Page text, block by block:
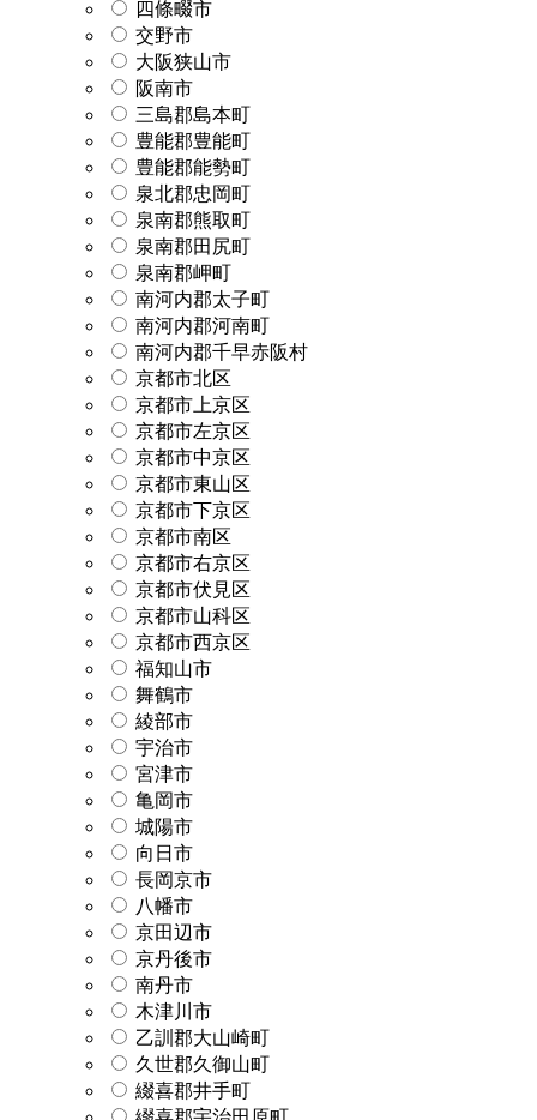
四條畷市
交野市
大阪狭山市
阪南市
三島郡島本町
豊能郡豊能町
豊能郡能勢町
泉北郡忠岡町
泉南郡熊取町
泉南郡田尻町
泉南郡岬町
南河内郡太子町
南河内郡河南町
南河内郡千早赤阪村
京都市北区
京都市上京区
京都市左京区
京都市中京区
京都市東山区
京都市下京区
京都市南区
京都市右京区
京都市伏見区
京都市山科区
京都市西京区
福知山市
舞鶴市
綾部市
宇治市
宮津市
亀岡市
城陽市
向日市
長岡京市
八幡市
京田辺市
京丹後市
南丹市
木津川市
乙訓郡大山崎町
久世郡久御山町
綴喜郡井手町